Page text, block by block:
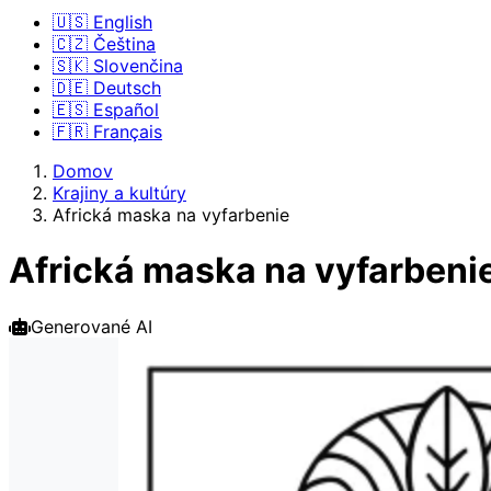
🇺🇸 English
🇨🇿 Čeština
🇸🇰 Slovenčina
🇩🇪 Deutsch
🇪🇸 Español
🇫🇷 Français
Domov
Krajiny a kultúry
Africká maska na vyfarbenie
Africká maska na
Generované AI